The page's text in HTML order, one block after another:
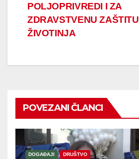
POLJOPRIVREDI I ZA
ZDRAVSTVENU ZAŠTITU
ŽIVOTINJA
POVEZANI ČLANCI
DOGAĐAJI DRUŠTVO